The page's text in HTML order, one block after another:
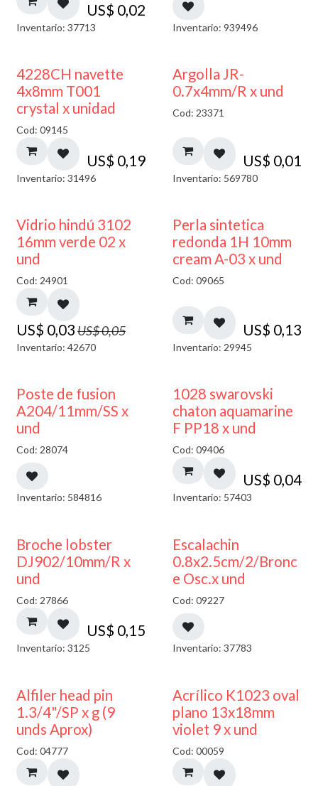
US$ 0,02
Inventario: 37713 Inventario: 939496
4228CH navette
4x8mm T001
crystal x unidad
Cod: 09145
US$ 0,19
Inventario: 31496
Argolla JR-
0.7x4mm/R x und
Cod: 23371
US$ 0,01
Inventario: 569780
40% DESCUENTO
Vidrio hindú 3102
16mm verde 02 x
und
Cod: 24901
US$ 0,03US$0,05
Inventario: 42670
Perla sintetica
redonda 1H 10mm
cream A-03 x und
Cod: 09065
US$ 0,13
Inventario: 29945
Poste de fusion
A204/11mm/SS x
und
Cod: 28074
Inventario: 584816
1028 swarovski
chaton aquamarine
F PP18 x und
Cod: 09406
US$ 0,04
Inventario: 57403
Broche lobster
DJ902/10mm/R x
und
Cod: 27866
US$ 0,15
Inventario: 3125
Escalachin
0.8x2.5cm/2/Bronc
e Osc.x und
Cod: 09227
Inventario: 37783
50% DESCUENTO
Alfiler head pin
1.3/4"/SP x g (9
unds Aprox)
Cod: 04777 50% DESCUENTO
Acrílico K1023 oval
plano 13x18mm
violet 9 x und
Cod: 00059